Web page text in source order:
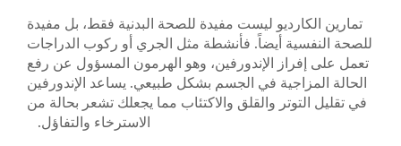
تمارين الكارديو ليست مفيدة للصحة البدنية فقط، بل مفيدة
للصحة النفسية أيضاً. فأنشطة مثل الجري أو ركوب الدراجات
تعمل على إفراز الإندورفين، وهو الهرمون المسؤول عن رفع
الحالة المزاجية في الجسم بشكل طبيعي. يساعد الإندورفين
في تقليل التوتر والقلق والاكتئاب مما يجعلك تشعر بحالة من
الاسترخاء والتفاؤل.